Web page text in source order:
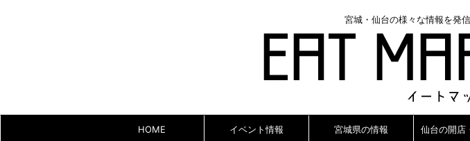
宮城・仙台の様々な情報を発
HOME イベント情報 宮城県の情報 仙台の開店